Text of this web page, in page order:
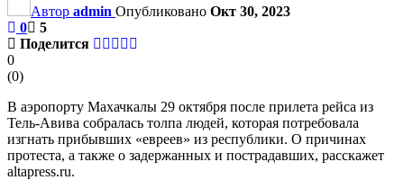
Автор admin Опубликовано Окт 30, 2023
0
5
Поделится
0
(0)
В аэропорту Махачкалы 29 октября после прилета рейса из
Тель-Авива собралась толпа людей, которая потребовала
изгнать прибывших «евреев» из республики. О причинах
протеста, а также о задержанных и пострадавших, расскажет
altapress.ru.